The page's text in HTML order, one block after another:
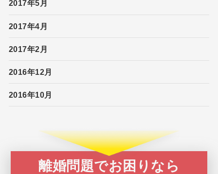
2017年5月
2017年4月
2017年2月
2016年12月
2016年10月
離婚問題でお困りなら